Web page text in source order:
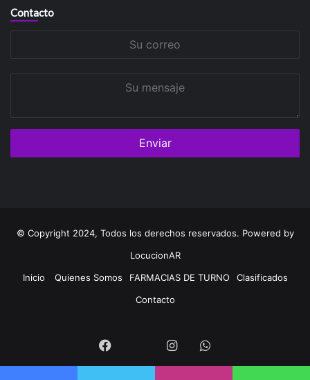
Contacto
© Copyright 2024, Todos los derechos reservados. Powered by
LocucionAR
Inicio
Quienes Somos FARMACIAS DE TURNO
Clasificados
Contacto
Facebook InstagramWhatsapp